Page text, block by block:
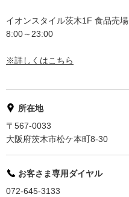
イオンスタイル茨木1F 食品売場
8:00～23:00
※詳しくはこちら
所在地
〒567-0033
大阪府茨木市松ケ本町8-30
お客さま専用ダイヤル
072-645-3133